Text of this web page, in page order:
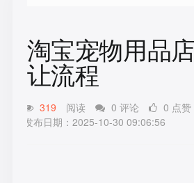
淘宝宠物用品
让流程
319 阅读 0 评论
0 点赞
发布日期：2025-10-30 09:06:56